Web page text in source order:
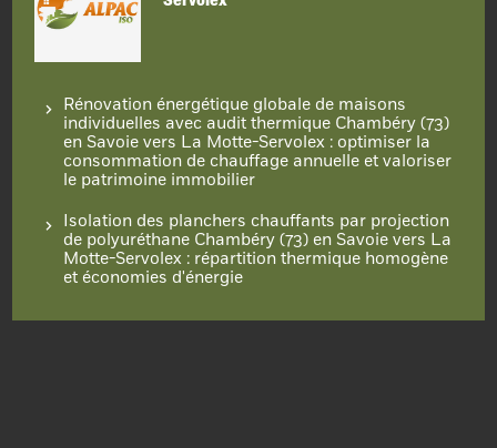
Rénovation énergétique globale de maisons
individuelles avec audit thermique Chambéry (73)
en Savoie vers La Motte-Servolex : optimiser la
consommation de chauffage annuelle et valoriser
le patrimoine immobilier
Isolation des planchers chauffants par projection
de polyuréthane Chambéry (73) en Savoie vers La
Motte-Servolex : répartition thermique homogène
et économies d'énergie